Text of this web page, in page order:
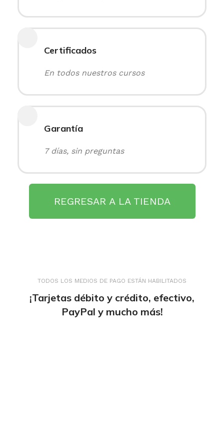
Certificados
En todos nuestros cursos
Garantía
7 días, sin preguntas
REGRESAR A LA TIENDA
TODOS LOS MEDIOS DE PAGO ESTÁN HABILITADOS
¡Tarjetas débito y crédito, efectivo,
PayPal y mucho más!